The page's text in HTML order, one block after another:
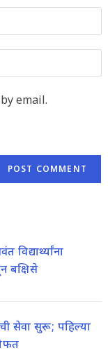
email.
विद्यार्थ्यांना
बक्षिसे
सेवा सुरू; पहिल्या